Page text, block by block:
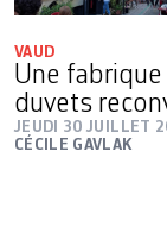
VAUD
Une fabrique
duvets
JEUDI 30 JUILLET
CÉCILE GAVLAK